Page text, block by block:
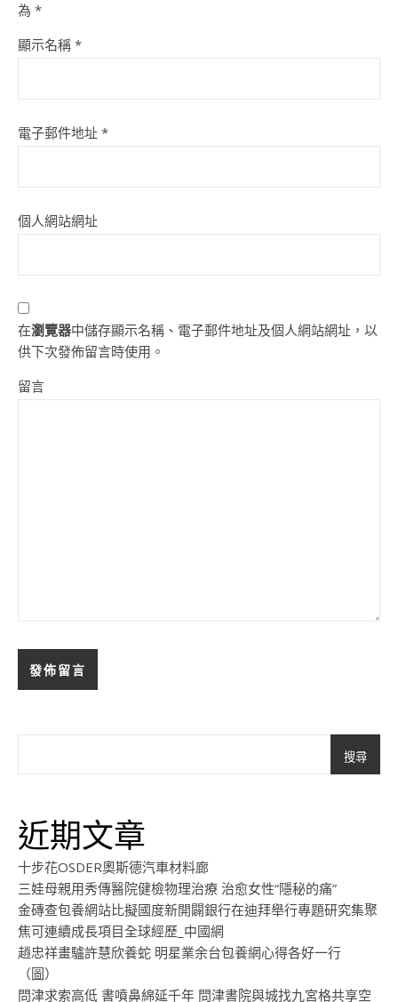
為 *
顯示名稱 *
電子郵件地址 *
個人網站網址
在瀏覽器中儲存顯示名稱、電子郵件地址及個人網站網址，以
供下次發佈留言時使用。
留言
搜尋
近期文章
十步花OSDER奧斯德汽車材料廊
三娃母親用秀傳醫院健檢物理治療 治愈女性“隱秘的痛”
金磚查包養網站比擬國度新開闢銀行在迪拜舉行專題研究集聚
焦可連續成長項目全球經歷_中國網
趙忠祥畫驢許慧欣養蛇 明星業余台包養網心得各好一行
（圖）
問津求索高低 書噴鼻綿延千年 問津書院與城找九宮格共享空